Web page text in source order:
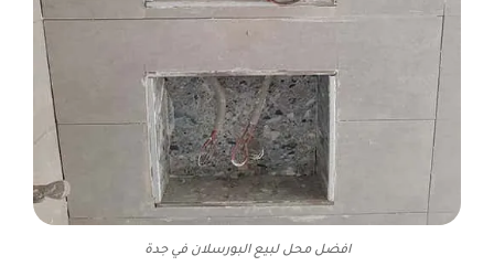
افضل محل لبيع البورسلان في جدة